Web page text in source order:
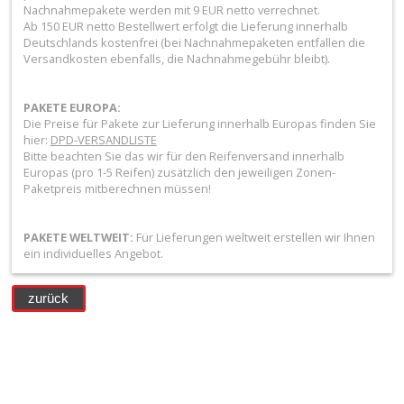
Filter
&
Schmierstoffe
Hebel
/
Kühlung
Protection
Nachnahmepakete werden mit 9 EUR netto verrechnet.
Ab 150 EUR netto Bestellwert erfolgt die Lieferung innerhalb
Deutschlands kostenfrei (bei Nachnahmepaketen entfallen die
Versandkosten ebenfalls, die Nachnahmegebühr bleibt).
PAKETE EUROPA:
Die Preise für Pakete zur Lieferung innerhalb Europas finden Sie
hier: DPD-VERSANDLISTE
Bitte beachten Sie das wir für den Reifenversand innerhalb
Europas (pro 1-5 Reifen) zusätzlich den jeweiligen Zonen-
Paketpreis mitberechnen müssen!
PAKETE WELTWEIT: Für Lieferungen weltweit erstellen wir Ihnen
ein individuelles Angebot.
zurück